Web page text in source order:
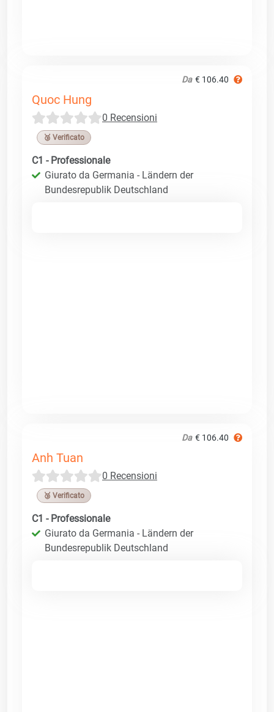
Da € 106.40
Quoc Hung
0 Recensioni
🥉 Verificato
C1 - Professionale
Giurato da Germania - Ländern der
Bundesrepublik Deutschland
Da € 106.40
Anh Tuan
0 Recensioni
🥉 Verificato
C1 - Professionale
Giurato da Germania - Ländern der
Bundesrepublik Deutschland